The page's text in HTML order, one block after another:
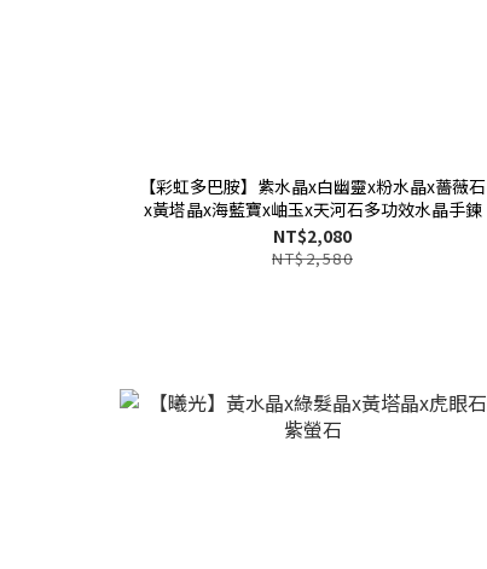
【彩虹多巴胺】紫水晶x白幽靈x粉水晶x薔薇石
x黃塔晶x海藍寶x岫玉x天河石多功效水晶手鍊
NT$2,080
NT$2,580